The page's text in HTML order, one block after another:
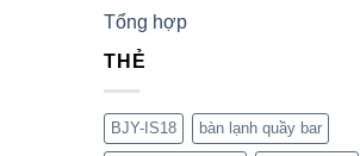
Tổng hợp
THẺ
BJY-IS18 bàn lạnh quầy bar